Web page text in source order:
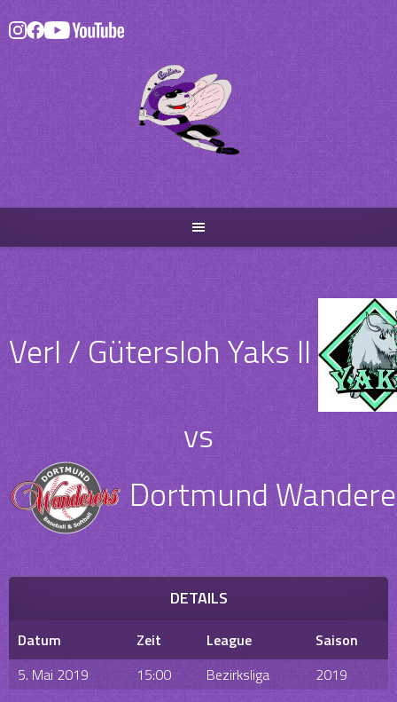
Skip
to
content
Verl / Gütersloh Yaks II
vs
Dortmund
DETAILS
Datum Zeit League
Saison
5. Mai 2019
15:00 Bezirksliga 2019